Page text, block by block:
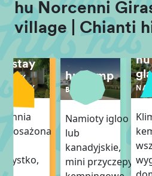
hu Norcenni
village | Chianti
stay
hu camp
BOISKA
Namioty igloo
lub
kanadyjskie,
mini przyczepy
hu